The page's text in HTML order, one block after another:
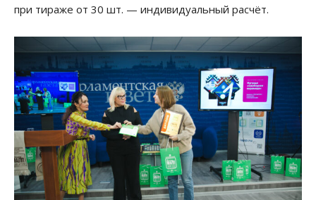
при тираже от 30 шт. — индивидуальный расчёт.